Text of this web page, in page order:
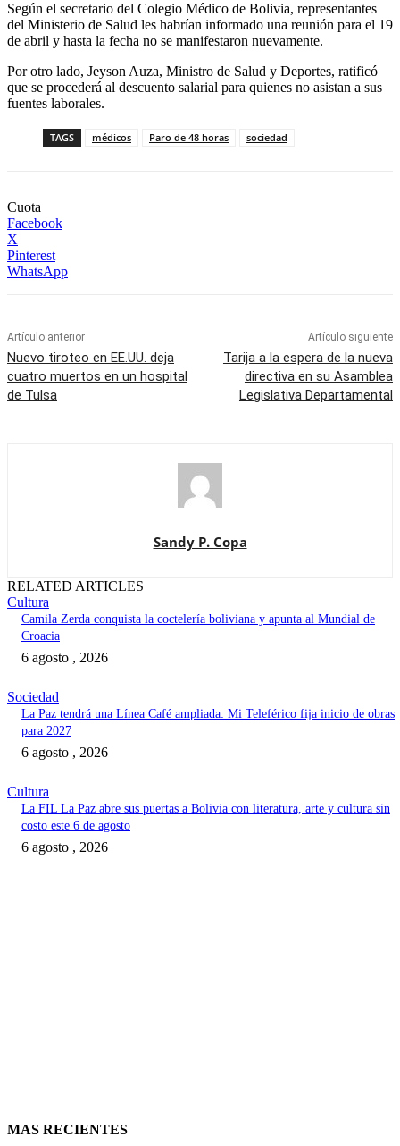
Según el secretario del Colegio Médico de Bolivia, representantes
del Ministerio de Salud les habrían informado una reunión para el 19
de abril y hasta la fecha no se manifestaron nuevamente.
Por otro lado, Jeyson Auza, Ministro de Salud y Deportes, ratificó
que se procederá al descuento salarial para quienes no asistan a sus
fuentes laborales.
TAGS médicos Paro de 48 horas sociedad
Cuota
Facebook
X
Pinterest
WhatsApp
Artículo anterior
Nuevo tiroteo en EE.UU. deja
cuatro muertos en un hospital
de Tulsa
Artículo siguiente
Tarija a la espera de la nueva
directiva en su Asamblea
Legislativa Departamental
Sandy P. Copa
RELATED ARTICLES
Cultura
Camila Zerda conquista la coctelería boliviana y apunta al Mundial de
Croacia
6 agosto , 2026
Sociedad
La Paz tendrá una Línea Café ampliada: Mi Teleférico fija inicio de obras
para 2027
6 agosto , 2026
Cultura
La FIL La Paz abre sus puertas a Bolivia con literatura, arte y cultura sin
costo este 6 de agosto
6 agosto , 2026
MAS RECIENTES